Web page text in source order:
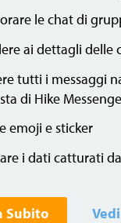
le chat di
ai dettagli delle
tutti i messaggi
di Hike
emoji e sticker
i dati catturati
Subito